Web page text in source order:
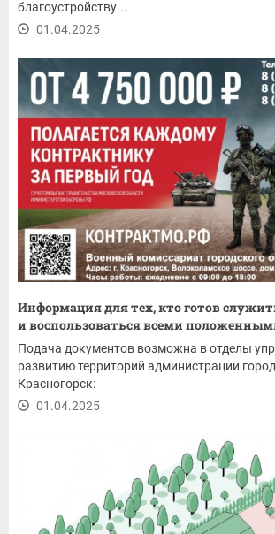
благоустройству...
01.04.2025
Информация для тех, кто готов
и воспользоваться всеми
Подача документов возможна в отделы
развитию территорий администрации
Красногорск:
01.04.2025